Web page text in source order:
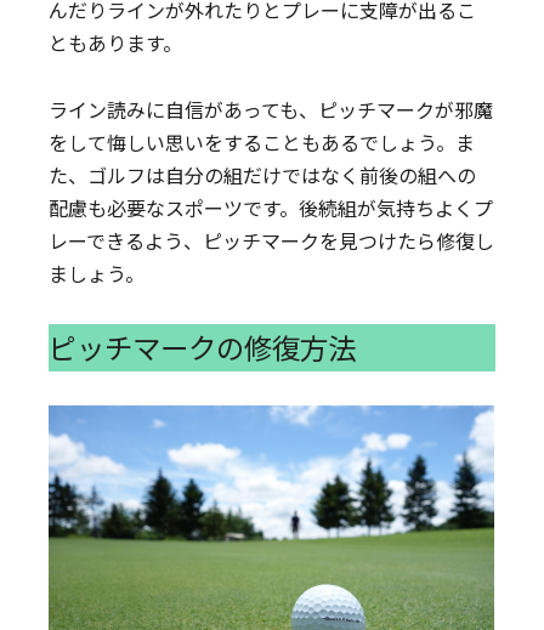
んだりラインが外れたりとプレーに支障が出るこ
ともあります。
ライン読みに自信があっても、ピッチマークが邪魔
をして悔しい思いをすることもあるでしょう。ま
た、ゴルフは自分の組だけではなく前後の組への
配慮も必要なスポーツです。後続組が気持ちよくプ
レーできるよう、ピッチマークを見つけたら修復し
ましょう。
ピッチマークの修復方法